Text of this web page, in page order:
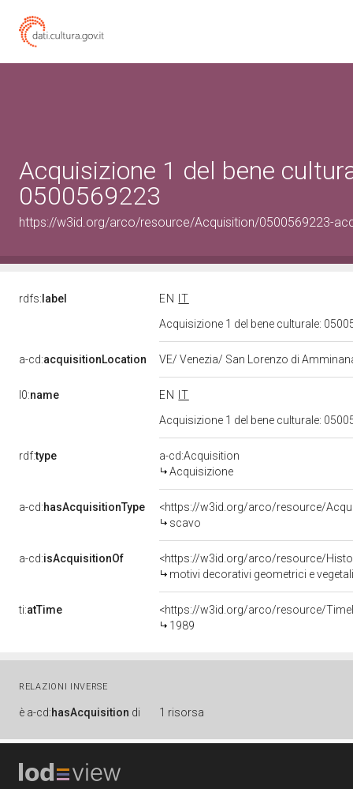
Acquisizione 1 del bene
0500569223
https://w3id.org/arco/resource/Acquisition/0500569223-
rdfs: label EN
IT
Acquisizione 1 del bene culturale:
a-cd:acquisitionLocation VE/ Venezia/ San Lorenzo di
l0:name EN
IT
Acquisizione 1 del bene culturale:
rdf:type
a-cd:Acquisition
Acquisizione
a-cd:hasAcquisitionType
<https://w3id.org/arco/resource/
scavo
a-cd:isAcquisitionOf
<https://w3id.org/arco/resource/
motivi decorativi geometrici e
ti:atTime
<https://w3id.org/arco/resource/
1989
RELAZIONI INVERSE
è a-cd:hasAcquisition di 1 risorsa